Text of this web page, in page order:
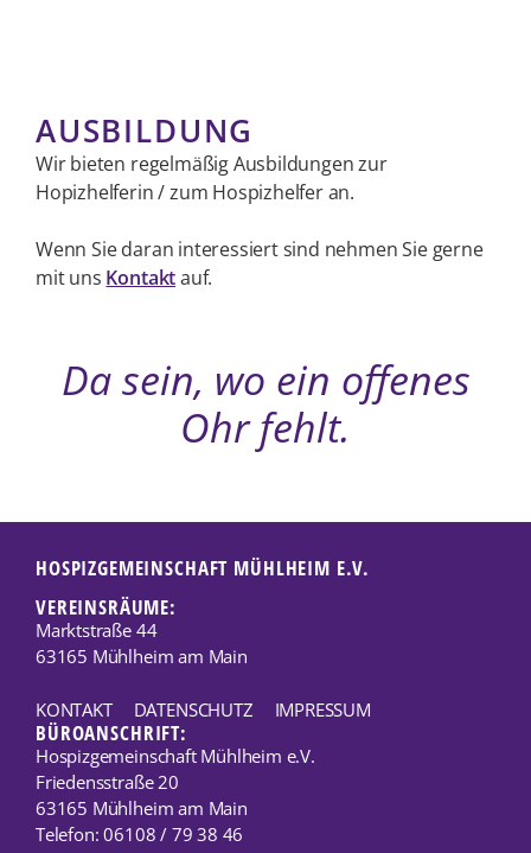
AUSBILDUNG
Wir bieten regelmäßig Ausbildungen zur
Hopizhelferin / zum Hospizhelfer an.
Wenn Sie daran interessiert sind nehmen Sie gerne
mit uns Kontaktauf.
Da sein, wo ein offenes
Ohr fehlt.
HOSPIZGEMEINSCHAFT MÜHLHEIM E.V.
VEREINSRÄUME:
Marktstraße 44
63165 Mühlheim am Main
KONTAKT DATENSCHUTZ IMPRESSUM
BÜROANSCHRIFT:
Hospizgemeinschaft Mühlheim e.V.
Friedensstraße 20
63165 Mühlheim am Main
Telefon: 06108 / 79 38 46